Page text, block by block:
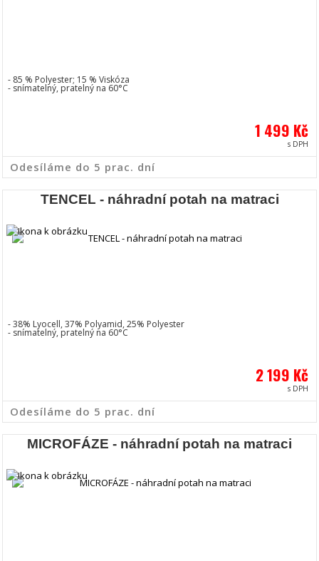
- 85 % Polyester; 15 % Viskóza
- snímatelný, pratelný na 60°C
1 499 Kč
s DPH
Odesíláme do 5 prac. dní
TENCEL - náhradní potah na matraci
- 38% Lyocell, 37% Polyamid, 25% Polyester
- snímatelný, pratelný na 60°C
2 199 Kč
s DPH
Odesíláme do 5 prac. dní
MICROFÁZE - náhradní potah na matraci